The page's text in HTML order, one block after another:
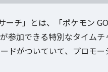
ーチ」とは、「ポケモン
参加できる特別なタイムチ
ドがついていて、プロモ